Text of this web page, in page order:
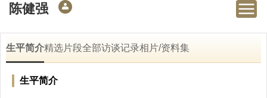
陈健强
生平简介精选片段全部访谈记录相片/资料集
生平简介